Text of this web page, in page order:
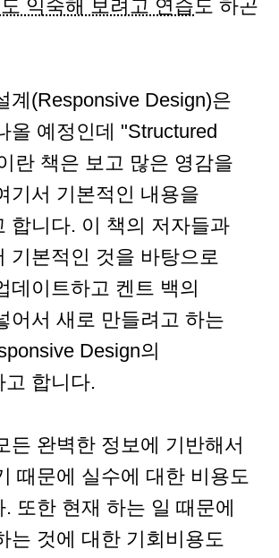
익숙해 보려고 연습 도 하곤
계(Responsive Design)은
올 예정인데 "Structured
란 책은 보고 많은 영감을
기서 기본적인 내용을
합니다. 이 책의 저자들과
기본적인 것을 바탕으로
데이트하고 켄트 백의
어서 새로 만들려고 하는
Design의
고 합니다.
든 완벽한 정보에 기반해서
때문에 실수에 대한 비용도
또한 현재 하는 일 때문에
는 것에 대한 기회비용도